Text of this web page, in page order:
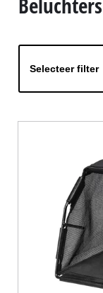
Selecteer filter